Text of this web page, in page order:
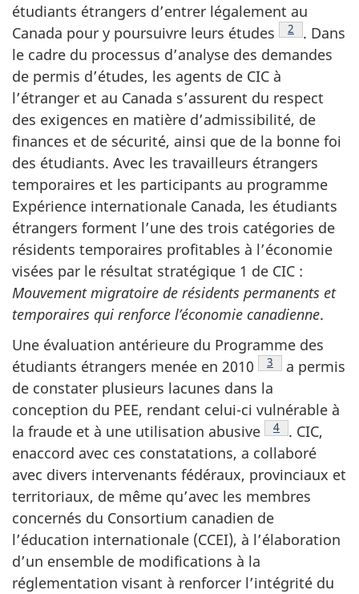
étudiants étrangers d’entrer légalement au
Canada pour y poursuivre leurs études
Note de bas
2
. Dans
le cadre du processus d’analyse des demandes
de permis d’études, les agents de CIC à
l’étranger et au Canada s’assurent du respect
des exigences en matière d’admissibilité, de
finances et de sécurité, ainsi que de la bonne foi
des étudiants. Avec les travailleurs étrangers
temporaires et les participants au programme
Expérience internationale Canada, les étudiants
étrangers forment l’une des trois catégories de
résidents temporaires profitables à l’économie
visées par le résultat stratégique 1 de CIC :
Mouvement migratoire de résidents permanents et
temporaires qui renforce l’économie canadienne.
Une évaluation antérieure du Programme des
étudiants étrangers menée en 2010
Note de bas de
3
a permis
de constater plusieurs lacunes dans la
conception du PEE, rendant celui-ci vulnérable à
la fraude et à une utilisation abusive
Note de bas de
4
. CIC,
enaccord avec ces constatations, a collaboré
avec divers intervenants fédéraux, provinciaux et
territoriaux, de même qu’avec les membres
concernés du Consortium canadien de
l’éducation internationale (CCEI), à l’élaboration
d’un ensemble de modifications à la
réglementation visant à renforcer l’intégrité du